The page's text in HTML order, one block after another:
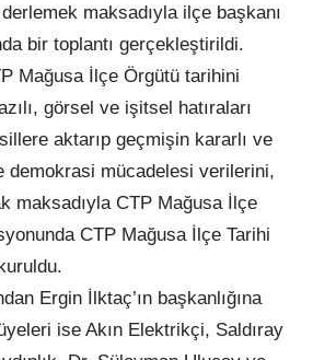
derlemek maksadıyla ilçe başkanı
bir toplantı gerçekleştirildi.
Mağusa İlçe Örgütü tarihini
görsel ve işitsel hatıraları
aktarıp geçmişin kararlı ve
demokrasi mücadelesi verilerini,
maksadıyla CTP Mağusa İlçe
CTP Mağusa İlçe Tarihi
Ergin İlktaç’ın başkanlığına
ise Akın Elektrikçi, Saldıray